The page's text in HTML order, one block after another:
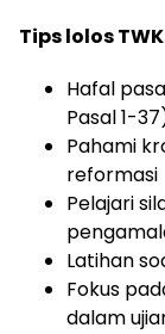
Tips lolos
Hafal
Pasal 1-
Pahami
reformasi
Pelajari
Latihan
Fokus
dalam